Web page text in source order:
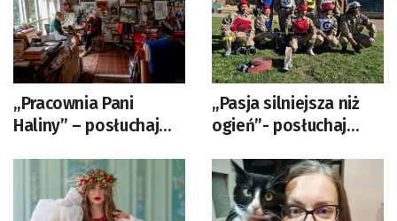
„Pracownia Pani
Haliny” – posłuchaj
Wozowczyk-Leszko
„Pasja silniejsza niż
ogień”- posłuchaj
Bartkowicz-Krzysztof